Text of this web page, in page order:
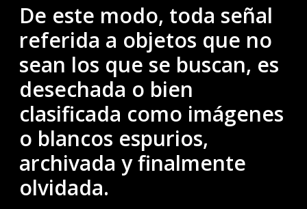
De este modo, toda señal
referida a objetos que no
sean los que se buscan, es
desechada o bien
clasificada como imágenes
o blancos espurios,
archivada y finalmente
olvidada.